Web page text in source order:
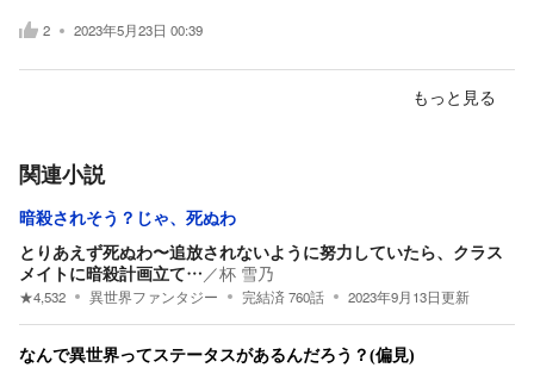
2 2023年5月23日 00:39
もっと見る
関連小説
暗殺されそう？じゃ、死ぬわ
とりあえず死ぬわ〜追放されないように努力していたら、クラス
メイトに暗殺計画立て… ／杯 雪乃
★4,532 異世界ファンタジー 完結済760話 2023年9月13日更新
なんで異世界ってステータスがあるんだろう？(偏見)